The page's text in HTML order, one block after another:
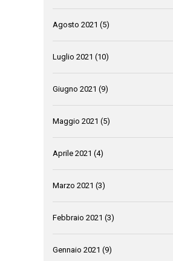
Agosto 2021 (5)
Luglio 2021 (10)
Giugno 2021 (9)
Maggio 2021 (5)
Aprile 2021 (4)
Marzo 2021 (3)
Febbraio 2021 (3)
Gennaio 2021 (9)